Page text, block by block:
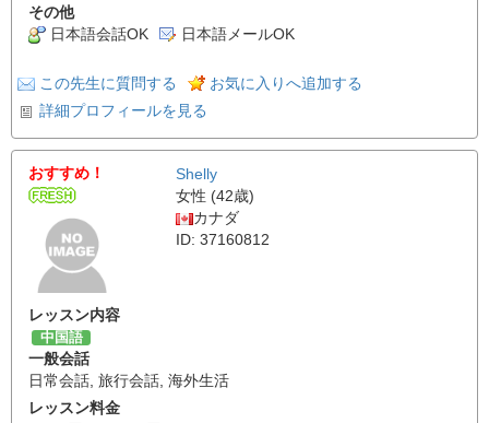
その他
日本語会話OK
日本語メールOK
この先生に質問する
お気に入りへ追加する
詳細プロフィールを見る
おすすめ！
Shelly
女性 (42歳)
カナダ
ID: 37160812
レッスン内容
中国語
一般会話
日常会話 旅行会話 海外生活
レッスン料金